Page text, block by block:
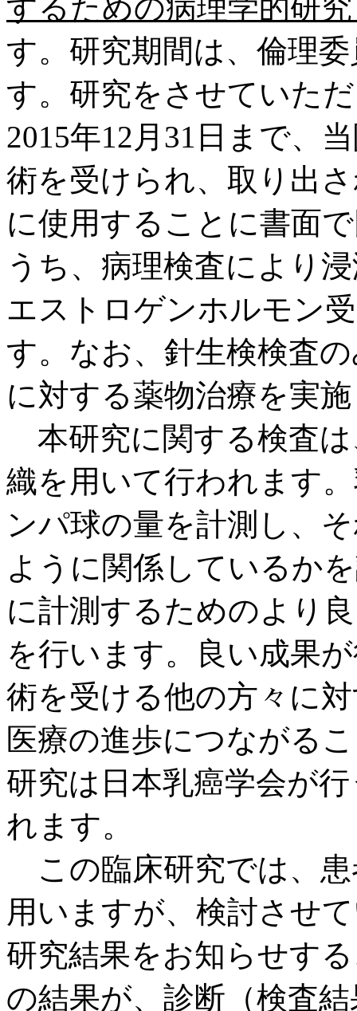
するための病理学的研
す。研究期間は、倫理
す。研究をさせていた
2015年12月31日まで、
術を受けられ、取り出
に使用することに書面
うち、病理検査により
エストロゲンホルモン
す。なお、針生検検査
に対する薬物治療を実
本研究に関する検査
織を用いて行われます
ンパ球の量を計測し、
ように関係しているか
に計測するためのより
を行います。良い成果
術を受ける他の方々に
医療の進歩につながる
研究は日本乳癌学会が
れます。
この臨床研究では、
用いますが、検討させ
研究結果をお知らせす
の結果が、診断（検査